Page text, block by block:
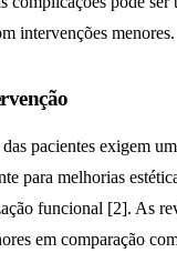
intervenções menores.
pacientes exigem
para melhorias
funcional [2]. As
em comparação